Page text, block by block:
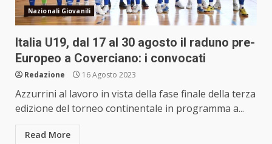
Nazionali Giovanili
Italia U19, dal 17 al 30 agosto il raduno pre-
Europeo a Coverciano: i convocati
Redazione 16 Agosto 2023
Azzurrini al lavoro in vista della fase finale della terza
edizione del torneo continentale in programma a...
Read More